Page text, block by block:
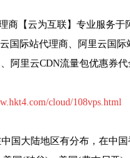
商【云为互联】专业服务
国际站代理商、阿里云国
阿里云CDN流量包优惠券
cloud/108vps.html
国大陆地区有分布，在中